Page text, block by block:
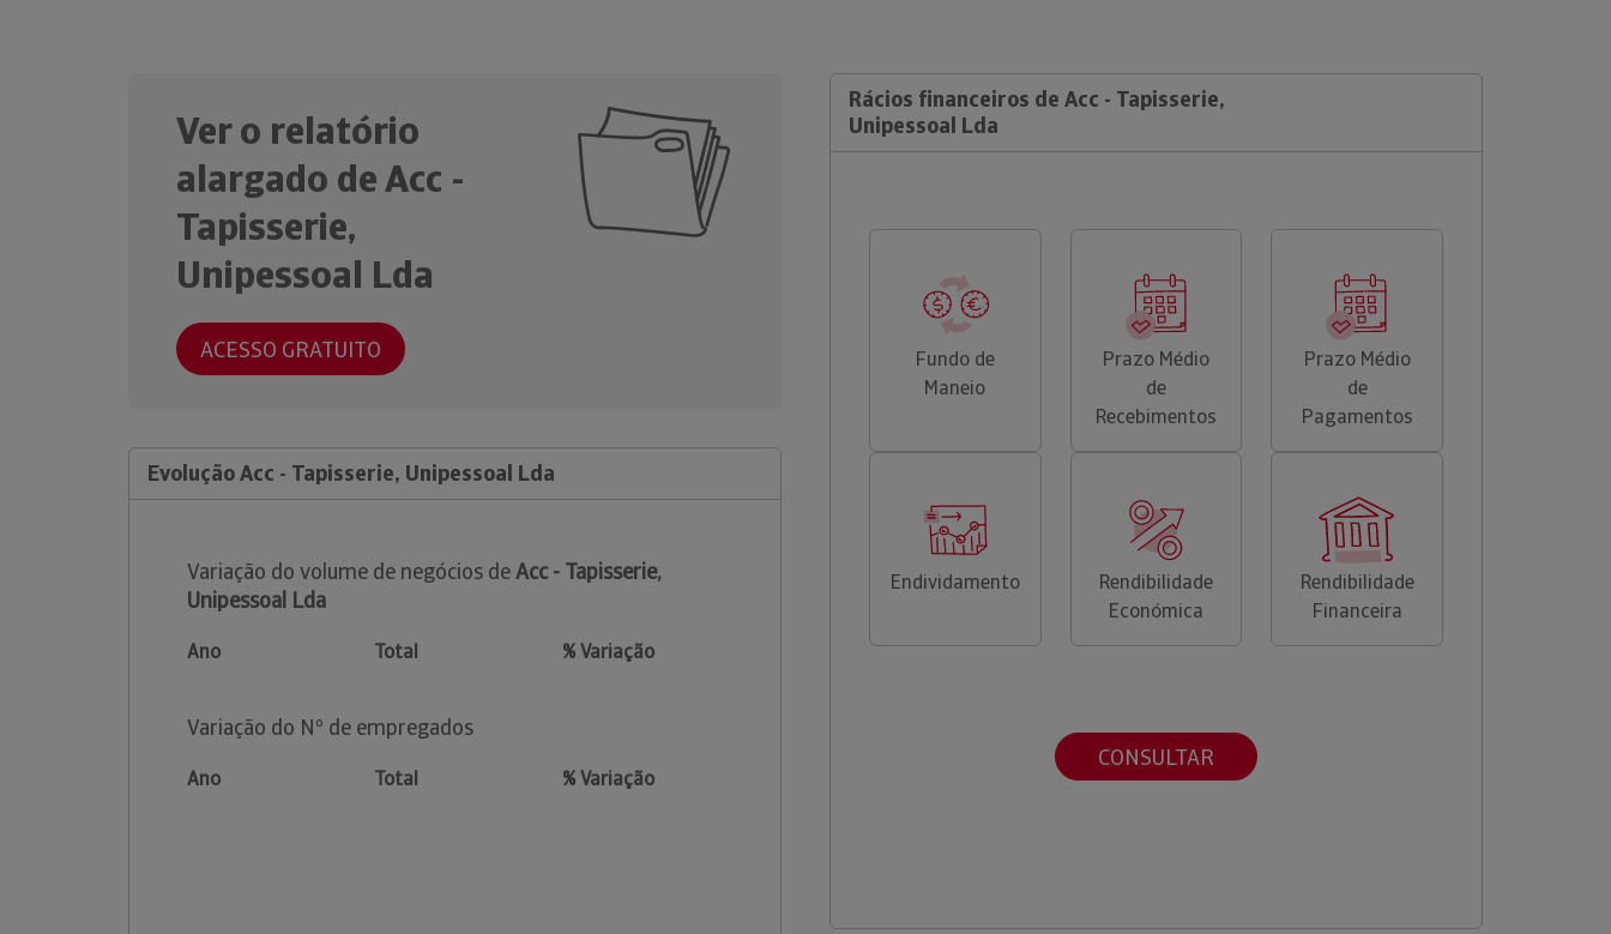
Ver o relatório
alargado de Acc -
Tapisserie,
Unipessoal Lda
ACESSO GRATUITO
Evolução Acc - Tapisserie, Unipessoal Lda
Variação do volume de negócios deAcc - Tapisserie,
Unipessoal Lda
Ano Total % Variação
Variação do Nº de empregados
Ano Total % Variação
Rácios financeiros de Acc - Tapisserie,
Unipessoal Lda
Fundo de
Maneio
Prazo Médio
de
Recebimentos
Prazo Médio
de
Pagamentos
Endividamento
Rendibilidade
Económica
Rendibilidade
Financeira
CONSULTAR